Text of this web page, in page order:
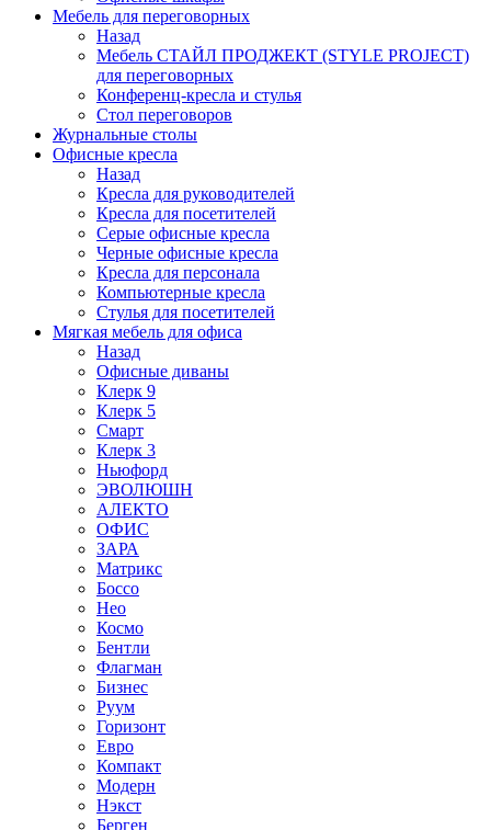
Мебель для переговорных
Назад
Мебель СТАЙЛ ПРОДЖЕКТ (STYLE PROJECT)
для переговорных
Конференц-кресла и стулья
Стол переговоров
Журнальные столы
Офисные кресла
Назад
Кресла для руководителей
Кресла для посетителей
Серые офисные кресла
Черные офисные кресла
Кресла для персонала
Компьютерные кресла
Стулья для посетителей
Мягкая мебель для офиса
Назад
Офисные диваны
Клерк 9
Клерк 5
Смарт
Клерк 3
Ньюфорд
ЭВОЛЮШН
АЛЕКТО
ОФИС
ЗАРА
Матрикс
Боссо
Нео
Космо
Бентли
Флагман
Бизнес
Руум
Горизонт
Евро
Компакт
Модерн
Нэкст
Берген